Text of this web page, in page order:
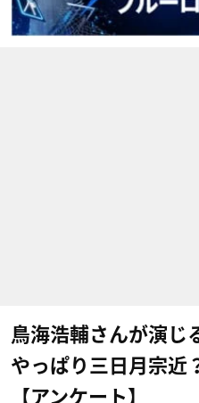
鳥海浩輔さんが演じ
やっぱり三日月宗近
【アンケート】